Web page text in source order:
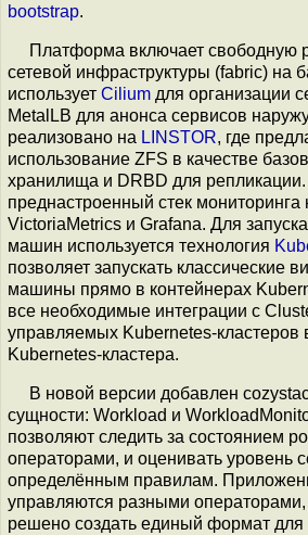
bootstrap.
Платформа включает свободную
сетевой инфраструктуры (fabric) на
использует Cilium для организации
MetalLB для анонса сервисов
реализовано на LINSTOR, где
использование ZFS в качестве
хранилища и DRBD для
преднастроенный стек мониторинга
VictoriaMetrics и Grafana. Для
машин используется технология
позволяет запускать классические
машины прямо в контейнерах
все необходимые интеграции с
управляемых Kubernetes-кластеров
Kubernetes-кластера.
В новой версии добавлен
сущности: Workload и
позволяют следить за состоянием
операторами, и оценивать уровень
определённым правилам.
управляются разными
решено создать единый формат для